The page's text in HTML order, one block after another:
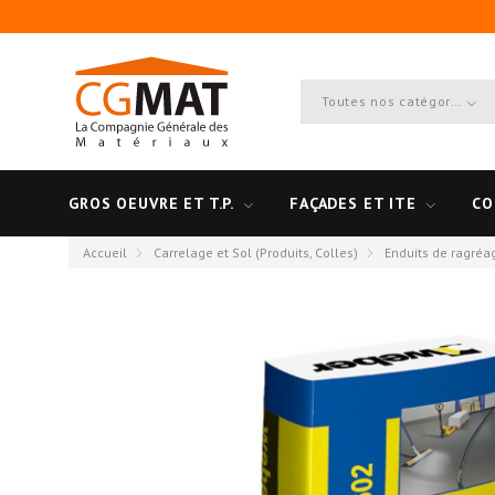
Toutes nos catégories
GROS OEUVRE ET T.P. FAÇADES ET ITE
Accueil Carrelage et Sol (Produits, Colles) Enduits de